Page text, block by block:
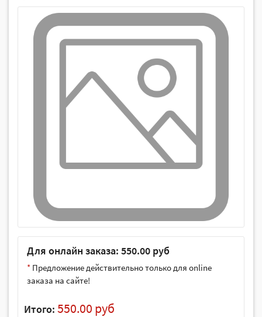
Для онлайн заказа: 550.00 руб
* Предложение действительно только для online
заказа на сайте!
Итого: 550.00 руб